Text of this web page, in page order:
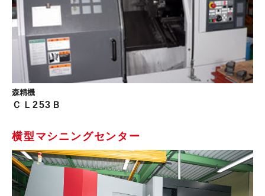
森精機
ＣＬ253Ｂ
横型マシニングセンター